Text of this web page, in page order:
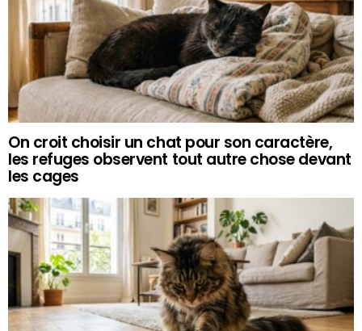
On croit choisir un chat pour son caractère,
les refuges observent tout autre chose devant
les cages